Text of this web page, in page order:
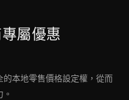
屬優惠
本地零售價格設定權，從而